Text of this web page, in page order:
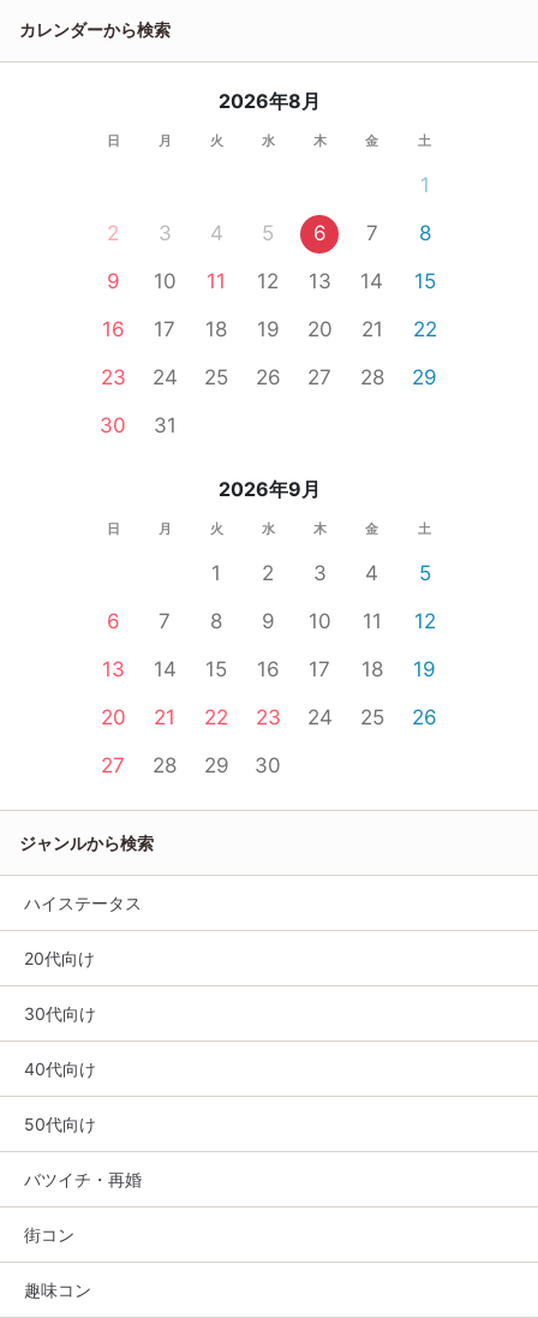
カレンダーから検索
2026年8月
日 月 火 水 木 金 土
1
2
3 4 5 6 7
8
9
10 11 12 13 14
15
16
17 18 19 20 21
22
23
24 25 26 27 28
29
30
31
2026年9月
日 月 火 水 木 金 土
1 2 3 4
5
6
7 8 9 10 11
12
13
14 15 16 17 18
19
20
21 22 23 24 25
26
27
28 29 30
ジャンルから検索
ハイステータス
20代向け
30代向け
40代向け
50代向け
バツイチ・再婚
街コン
趣味コン